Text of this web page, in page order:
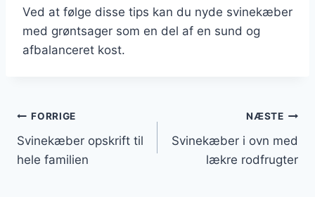
Ved at følge disse tips kan du nyde svinekæber
med grøntsager som en del af en sund og
afbalanceret kost.
Indlægsnavigation
FORRIGE
Svinekæber opskrift til
hele familien
NÆSTE
Svinekæber i ovn med
lækre rodfrugter